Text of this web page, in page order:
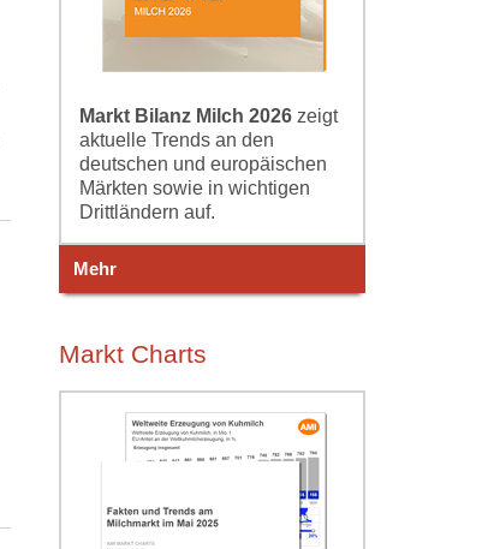
Markt Bilanz Milch 2026 zeigt
aktuelle Trends an den
deutschen und europäischen
Märkten sowie in wichtigen
Drittländern auf.
Mehr
Markt Charts